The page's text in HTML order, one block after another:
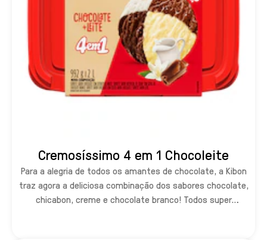
Cremosíssimo 4 em 1 Chocoleite
Para a alegria de todos os amantes de chocolate, a Kibon
traz agora a deliciosa combinação dos sabores chocolate,
chicabon, creme e chocolate branco! Todos super